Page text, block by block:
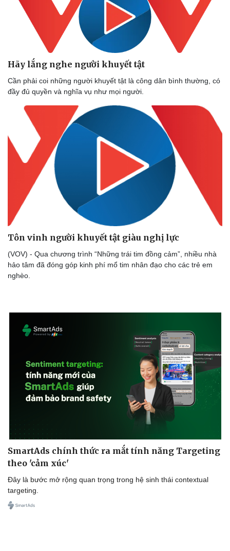
Bóng đá
eSports
Hậu trường
Xe máy
Tư vấn
Hãy lắng nghe người khuyết tật
Cần phải coi những người khuyết tật là công dân bình thường, có
đầy đủ quyền và nghĩa vụ như mọi người.
Tôn vinh người khuyết tật giàu nghị lực
(VOV) - Qua chương trình “Những trái tim đồng cảm”, nhiều nhà
hảo tâm đã đóng góp kinh phí mổ tim nhân đạo cho các trẻ em
nghèo.
SmartAds chính thức ra mắt tính năng Targeting
theo 'cảm xúc'
Đây là bước mở rộng quan trọng trong hệ sinh thái contextual
targeting.